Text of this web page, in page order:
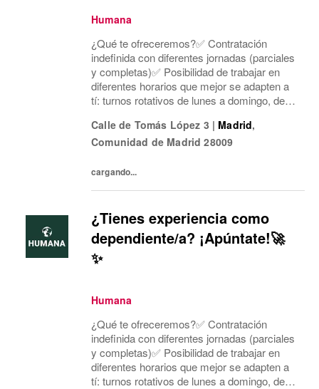
Humana
¿Qué te ofreceremos?✅ Contratación
indefinida con diferentes jornadas (parciales
y completas)✅ Posibilidad de trabajar en
diferentes horarios que mejor se adapten a
tí: turnos rotativos de lunes a domingo, de
laboral en cinco días a la semana y dos días
mí...
Calle de Tomás López 3 | Madrid,
Comunidad de Madrid 28009
cargando...
¿Tienes experiencia como
dependiente/a? ¡Apúntate!🚀
✨
Humana
¿Qué te ofreceremos?✅ Contratación
indefinida con diferentes jornadas (parciales
y completas)✅ Posibilidad de trabajar en
diferentes horarios que mejor se adapten a
tí: turnos rotativos de lunes a domingo, de